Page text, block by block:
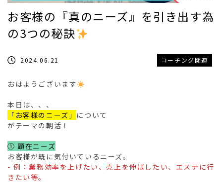
お客様の『真のニーズ』を引き出す為
の3つの秘訣
2024.06.21 コーチング関連
おはようございます
本日は、、、
「お客様のニーズ」 について
がテーマの朝活！
① 顕在ニーズ
お客様が既に気付いているニーズ。
- 例：業務効率を上げたい、売上を伸ばしたい、エステに行
きたい等。